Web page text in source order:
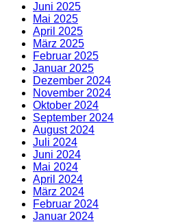
Juni 2025
Mai 2025
April 2025
März 2025
Februar 2025
Januar 2025
Dezember 2024
November 2024
Oktober 2024
September 2024
August 2024
Juli 2024
Juni 2024
Mai 2024
April 2024
März 2024
Februar 2024
Januar 2024